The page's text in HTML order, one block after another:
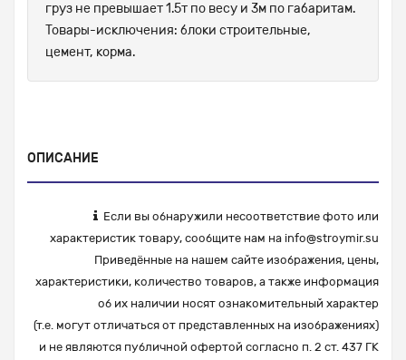
груз не превышает 1.5т по весу и 3м по габаритам.
Товары-исключения: блоки строительные,
цемент, корма.
ОПИСАНИЕ
Если вы обнаружили несоответствие фото или
характеристик товару, сообщите нам на info@stroymir.su
Приведённые на нашем сайте изображения, цены,
характеристики, количество товаров, а также информация
об их наличии носят ознакомительный характер
(т.е. могут отличаться от представленных на изображениях)
и не являются публичной офертой согласно п. 2 ст. 437 ГК